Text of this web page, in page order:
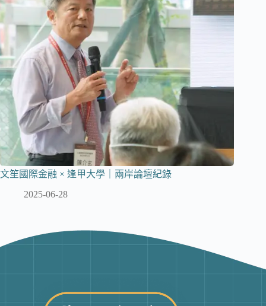
文笙國際金融 × 逢甲大學｜兩岸論壇紀錄
2025-06-28